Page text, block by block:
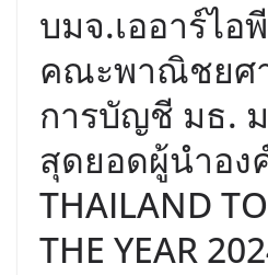
บมจ.เออาร์ไอ
คณะพาณิชยศ
การบัญชี มธ.
สุดยอดผู้นำอง
THAILAND
THE YEAR